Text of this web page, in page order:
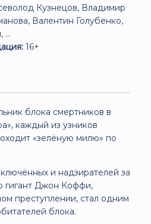
Кузнецов, Владимир
Валентин Голубенко,
...
16+
блока смертников в
каждый из узников
«зелёную милю» по
и надзирателей за
гигант Джон Коффи,
преступлении, стал одним
блока.